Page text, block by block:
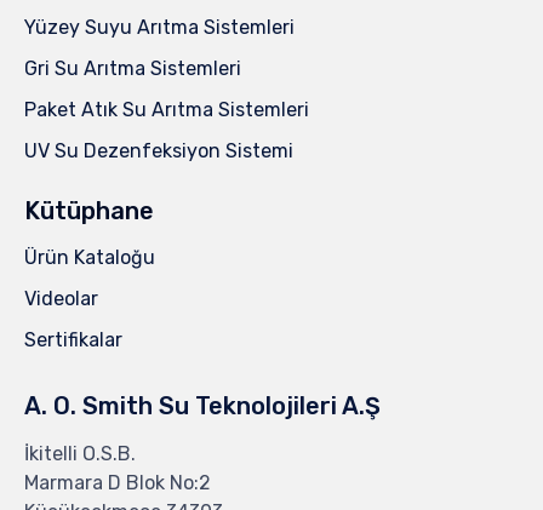
Yüzey Suyu Arıtma Sistemleri
Gri Su Arıtma Sistemleri
Paket Atık Su Arıtma Sistemleri
UV Su Dezenfeksiyon Sistemi
Kütüphane
Ürün Kataloğu
Videolar
Sertifikalar
A. O. Smith Su Teknolojileri A.Ş
İkitelli O.S.B.
Marmara D Blok No:2